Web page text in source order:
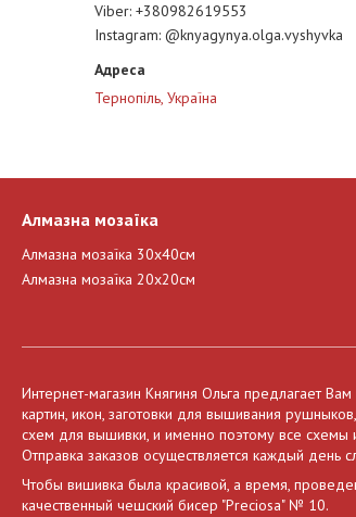
Viber +380982619553
Instagram @knyagynya.olga.vyshyvka
Тернопіль, Україна
Алмазна мозаїка
Алмазна мозаїка 30х40см
Алмазна мозаїка 20х20см
Интернет-магазин Княгиня Ольга предлагает
картин, икон, заготовки для вышивания
схем для вышивки, и именно поэтому все схемы
Отправка заказов осуществляется каждый
Чтобы вишивка была красивой, а время,
качественный чешский бисер "Preciosa" № 10.